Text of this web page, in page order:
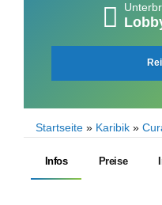
Startseite » Karibik »
Infos Preise